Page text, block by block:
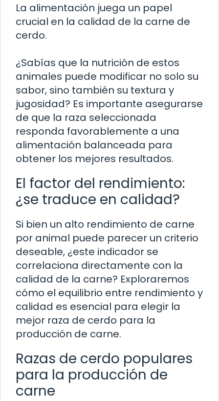
La alimentación juega un papel
crucial en la calidad de la carne de
cerdo.
¿Sabías que la nutrición de estos
animales puede modificar no solo su
sabor, sino también su textura y
jugosidad? Es importante asegurarse
de que la raza seleccionada
responda favorablemente a una
alimentación balanceada para
obtener los mejores resultados.
El factor del rendimiento:
¿se traduce en calidad?
Si bien un alto rendimiento de carne
por animal puede parecer un criterio
deseable, ¿este indicador se
correlaciona directamente con la
calidad de la carne? Exploraremos
cómo el equilibrio entre rendimiento y
calidad es esencial para elegir la
mejor raza de cerdo para la
producción de carne.
Razas de cerdo populares
para la producción de
carne